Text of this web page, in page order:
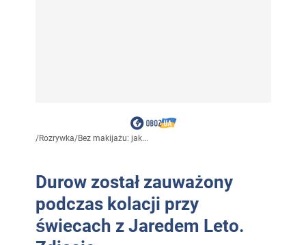
/Rozrywka/Bez makijażu: jak...
Durow został zauważony
podczas kolacji przy
świecach z Jaredem Leto.